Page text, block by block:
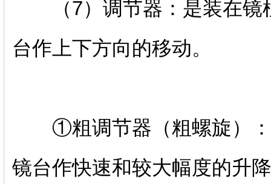
（7）调节器：是装在镜
台作上下方向的移动。
①粗调节器（粗螺旋）：
镜台作快速和较大幅度的升